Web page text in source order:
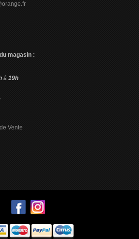
magasin :
à 19h
directement votre carte bancaire.
Vente